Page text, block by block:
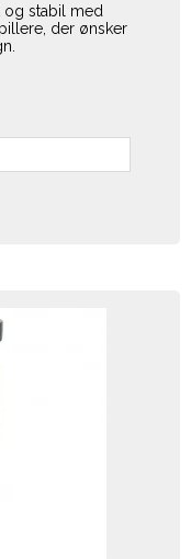
og stabil med
der ønsker